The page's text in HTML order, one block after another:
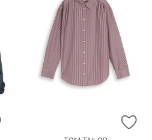
ZUR WUNSCHLISTE HINZUFÜGEN